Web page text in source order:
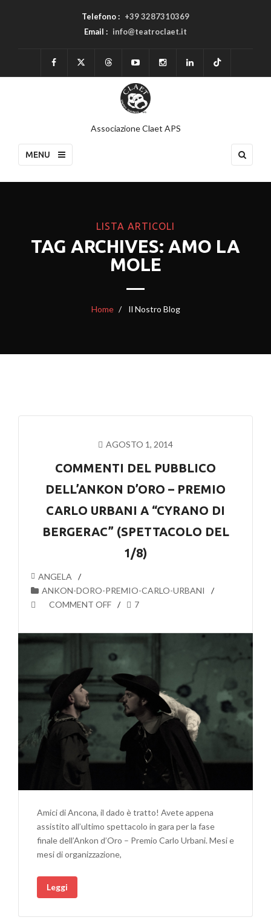
Telefono : +39 3287310369
Email : info@teatroclaet.it
Associazione Claet APS
MENU
LISTA ARTICOLI
TAG ARCHIVES: AMO LA
MOLE
Home Il Nostro Blog
AGOSTO 1, 2014
COMMENTI DEL PUBBLICO
DELL’ANKON D’ORO – PREMIO
CARLO URBANI A “CYRANO DI
BERGERAC” (SPETTACOLO DEL
1/8)
ANGELA
ANKON-DORO-PREMIO-CARLO-URBANI
COMMENT OFF
7
Amici di Ancona, il dado è tratto! Avete appena
assistito all’ultimo spettacolo in gara per la fase
finale dell’Ankon d’Oro – Premio Carlo Urbani. Mesi e
mesi di organizzazione,
Leggi